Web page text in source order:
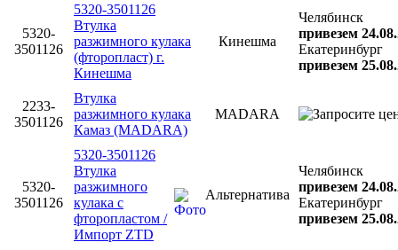
5320-
3501126
5320-3501126
Втулка
разжимного кулака
(фторопласт) г.
Кинешма
Кинешма
Челябинск
привезем
Екатеринбург
привезем
2233-
3501126
Втулка
разжимного кулака
Камаз (MADARA)
MADARA
5320-
3501126
5320-3501126
Втулка
разжимного
кулака с
фторопластом /
Импорт ZTD
Альтернатива
Челябинск
привезем
Екатеринбург
привезем